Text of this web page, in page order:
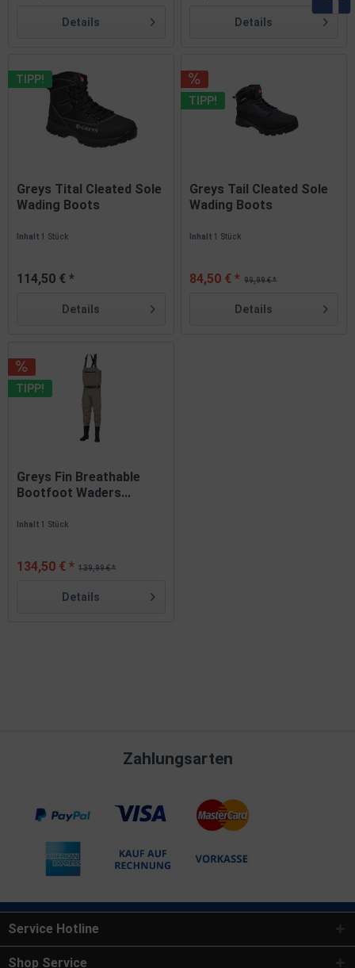
Details Details
TIPP!
Greys Tital Cleated Sole
Wading Boots
Inhalt1 Stück
114,50 € *
Details
TIPP!
Greys Tail Cleated Sole
Wading Boots
Inhalt1 Stück
99,99 € *
84,50 € *
Details
TIPP!
Greys Fin Breathable
Bootfoot Waders...
Inhalt1 Stück
139,99 € *
134,50 € *
Details
Zahlungsarten
Service Hotline
Shop Service